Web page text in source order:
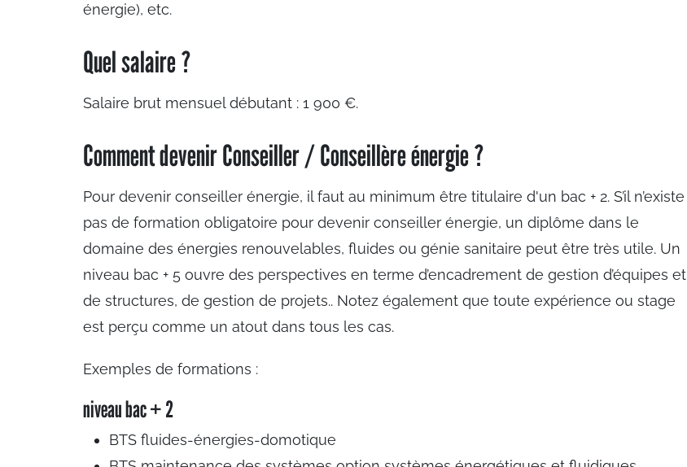
énergie), etc.
Quel salaire ?
Salaire brut mensuel débutant : 1 900 €.
Comment devenir Conseiller / Conseillère énergie ?
Pour devenir conseiller énergie, il faut au minimum être titulaire d'un bac + 2. S’il n’existe
pas de formation obligatoire pour devenir conseiller énergie, un diplôme dans le
domaine des énergies renouvelables, fluides ou génie sanitaire peut être très utile. Un
niveau bac + 5 ouvre des perspectives en terme d’encadrement de gestion d’équipes et
de structures, de gestion de projets.. Notez également que toute expérience ou stage
est perçu comme un atout dans tous les cas.
Exemples de formations :
niveau bac + 2
BTS fluides-énergies-domotique